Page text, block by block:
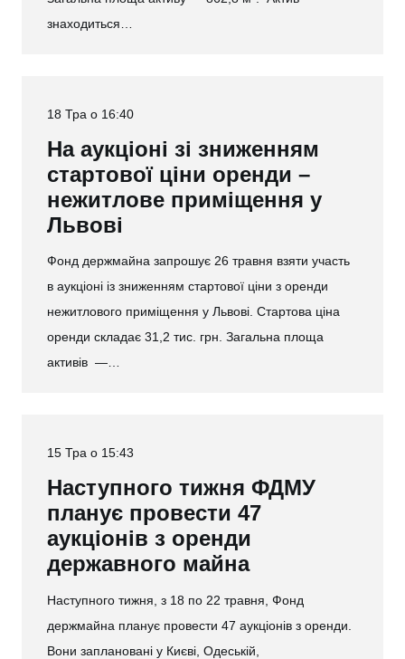
знаходиться…
18 Тра о 16:40
На аукціоні зі зниженням
стартової ціни оренди –
нежитлове приміщення у
Львові
Фонд держмайна запрошує 26 травня взяти участь
в аукціоні із зниженням стартової ціни з оренди
нежитлового приміщення у Львові. Стартова ціна
оренди складає 31,2 тис. грн. Загальна площа
активів —…
15 Тра о 15:43
Наступного тижня ФДМУ
планує провести 47
аукціонів з оренди
державного майна
Наступного тижня, з 18 по 22 травня, Фонд
держмайна планує провести 47 аукціонів з оренди.
Вони заплановані у Києві, Одеській,